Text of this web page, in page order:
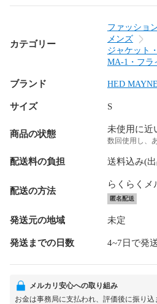
カテゴリー
ファッショ
メンズ
ジャケット
MA-1・フラ
ブランド HED
サイズ S
商品の状態 未使用に近
数回使用し、
配送料の負担 送料込み(
配送の方法
らくらくメ
匿名配送
発送元の地域 未定
発送までの日数 4~7日で発
メルカリ安心への取り組み
お金は事務局に支払われ、評価後に振り込